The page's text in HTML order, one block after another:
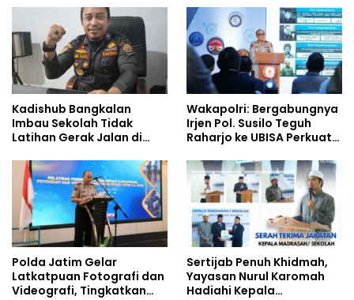
Pengelolaan Limbah
Berjalan Optimal
Siswa Sekolah Rakyat
Kadishub Bangkalan
Imbau Sekolah Tidak
Latihan Gerak Jalan di
Wakapolri: Bergabungnya
Irjen Pol. Susilo Teguh
Raharjo ke UBISA Perkuat
Studi Kepolisian
Polda Jatim Gelar
Latkatpuan Fotografi dan
Videografi, Tingkatkan
Sertijab Penuh Khidmah,
Yayasan Nurul Karomah
Hadiahi Kepala